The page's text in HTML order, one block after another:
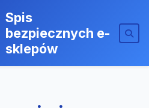
Spis
bezpiecznych e-
sklepów